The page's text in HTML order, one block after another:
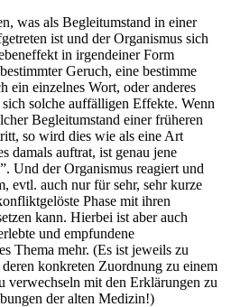
was als Begleitumstand in einer
ist und der Organismus sich
in irgendeiner Form
Geruch, eine bestimme
ein einzelnes Wort, oder anderes
solche auffälligen Effekte. Wenn
Begleitumstand einer früheren
so wird dies wie als eine Art
damals auftrat, ist genau jene
Und der Organismus reagiert und
evtl. auch nur für sehr, sehr kurze
Phase mit ihren
kann. Hierbei ist aber auch
und empfundene
Thema mehr. (Es ist jeweils zu
konkreten Zuordnung zu einem
verwechseln mit den Erklärungen zu
der alten Medizin!)